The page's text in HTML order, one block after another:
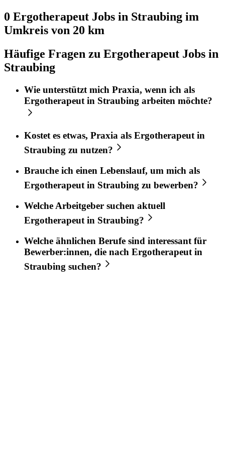
0 Ergotherapeut Jobs in Straubing im
Umkreis von 20 km
Häufige Fragen zu Ergotherapeut Jobs in
Straubing
Wie unterstützt mich Praxia, wenn ich als
Ergotherapeut in Straubing arbeiten möchte?
Kostet es etwas, Praxia als Ergotherapeutin
Straubing zu nutzen?
Brauche ich einen Lebenslauf, um mich als
Ergotherapeut in Straubing zu bewerben?
Welche Arbeitgeber suchen aktuell
Ergotherapeut in Straubing?
Welche ähnlichen Berufe sind interessant für
Bewerber:innen, die nach Ergotherapeut in
Straubing suchen?